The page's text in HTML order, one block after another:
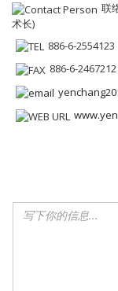
联
术长)
886-6-2554123
886-6-2467212